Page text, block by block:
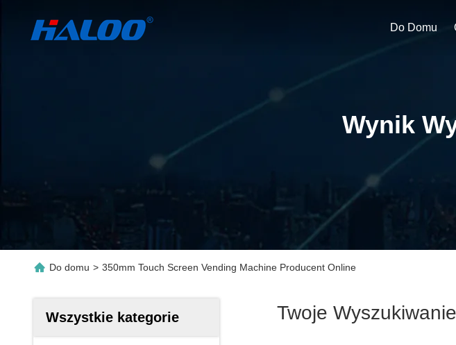
Do Domu
Wynik
Do domu > 350mm Touch Screen Vending Machine Producent Online
Wszystkie kategorie Twoje Wyszukiwanie